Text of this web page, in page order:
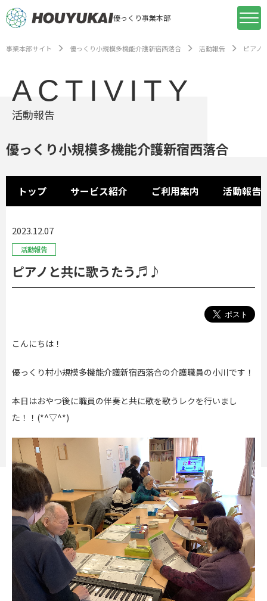
優っくり事業本部
事業本部サイト 優っくり小規模多機能介護新宿西落合 活動報告 ピアノ
ACTIVITY
活動報告
優っくり小規模多機能介護新宿西落合
トップ サービス紹介 ご利用案内 活動報告
2023.12.07
活動報告
ピアノと共に歌うたう♬♪
こんにちは！
優っくり村小規模多機能介護新宿西落合の介護職員の小川です！
本日はおやつ後に職員の伴奏と共に歌を歌うレクを行いまし
た！！(*^▽^*)